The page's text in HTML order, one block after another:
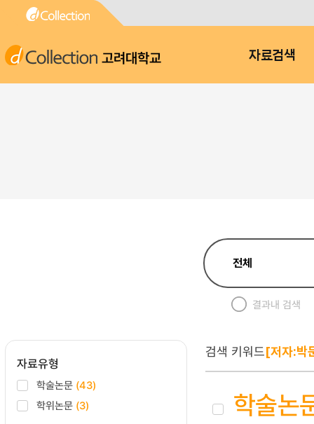
고려대학교 자료검색
결과내 검색
자료유형
학술논문 (43)
학위논문 (3)
검색 키워드[저자:박
학술논